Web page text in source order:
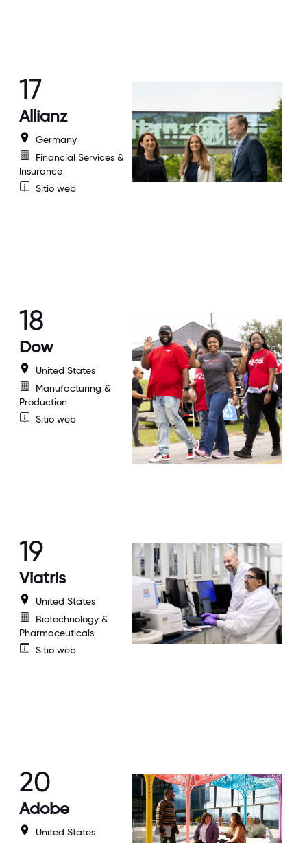
17
Allianz
Germany
Financial Services &
Insurance
Sitio web
18
Dow
United States
Manufacturing &
Production
Sitio web
19
Viatris
United States
Biotechnology &
Pharmaceuticals
Sitio web
20
Adobe
United States